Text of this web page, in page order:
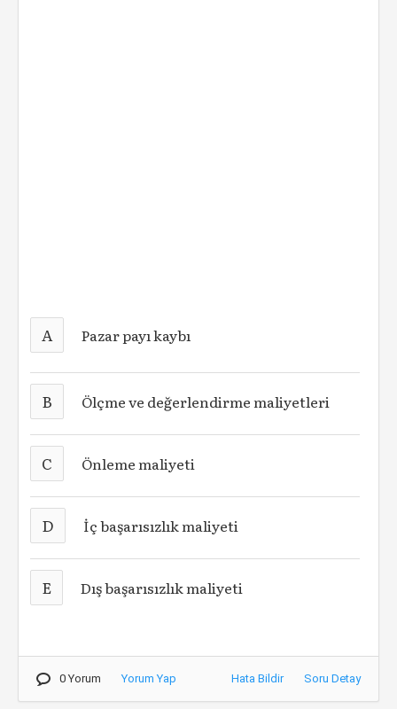
A Pazar payı kaybı
B Ölçme ve değerlendirme maliyetleri
C Önleme maliyeti
D İç başarısızlık maliyeti
E Dış başarısızlık maliyeti
0 Yorum Yorum Yap Hata Bildir Soru Detay